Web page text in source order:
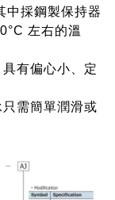
中採鋼製保持器
左右的溫
有偏心小、定
需簡單潤滑或